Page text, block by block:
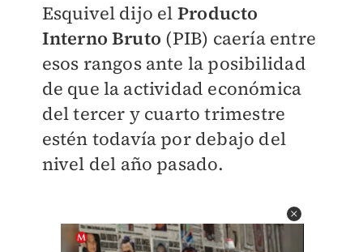
Esquivel dijo el Producto
Interno Bruto (PIB) caería entre
esos rangos ante la posibilidad
de que la actividad económica
del tercer y cuarto trimestre
estén todavía por debajo del
nivel del año pasado.